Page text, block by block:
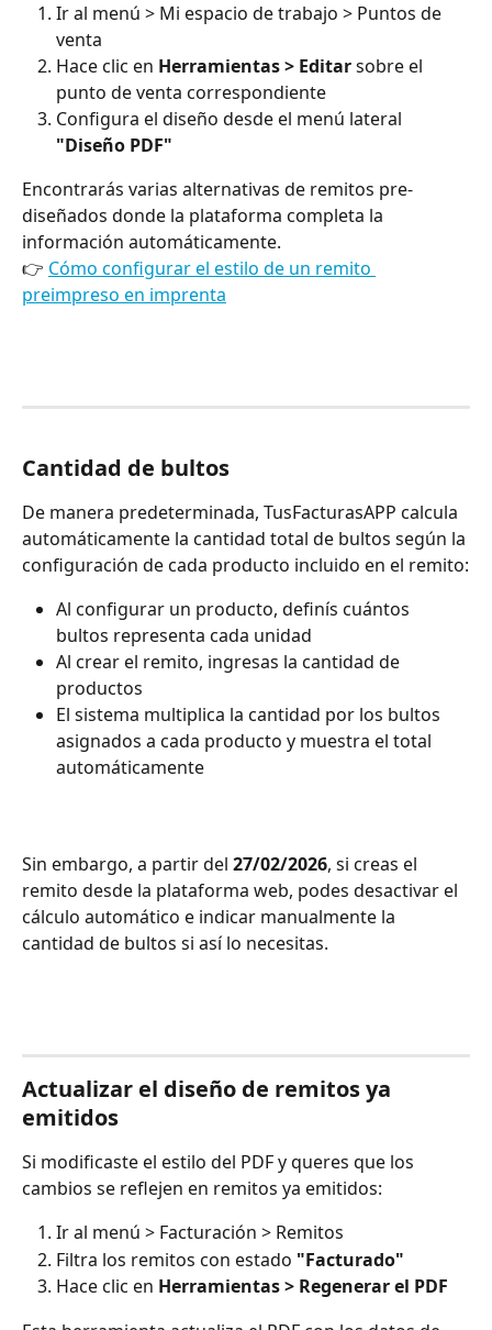
Ir al menú > Mi espacio de trabajo > Puntos de
venta
Hace clic en Herramientas > Editar sobre el
punto de venta correspondiente
Configura el diseño desde el menú lateral
"Diseño PDF"
Encontrarás varias alternativas de remitos pre-
diseñados donde la plataforma completa la
información automáticamente.
👉 Cómo configurar el estilo de un remito
preimpreso en imprenta
Cantidad de bultos
De manera predeterminada, TusFacturasAPP calcula
automáticamente la cantidad total de bultos según la
configuración de cada producto incluido en el remito:
Al configurar un producto, definís cuántos
bultos representa cada unidad
Al crear el remito, ingresas la cantidad de
productos
El sistema multiplica la cantidad por los bultos
asignados a cada producto y muestra el total
automáticamente
Sin embargo, a partir del 27/02/2026, si creas el
remito desde la plataforma web, podes desactivar el
cálculo automático e indicar manualmente la
cantidad de bultos si así lo necesitas.
Actualizar el diseño de remitos ya
emitidos
Si modificaste el estilo del PDF y queres que los
cambios se reflejen en remitos ya emitidos:
Ir al menú > Facturación > Remitos
Filtra los remitos con estado "Facturado"
Hace clic en Herramientas > Regenerar el PDF